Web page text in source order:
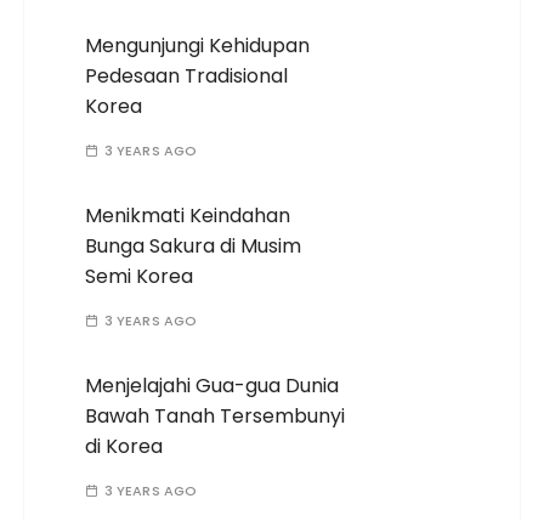
Mengunjungi Kehidupan
Pedesaan Tradisional
Korea
3 YEARS AGO
Menikmati Keindahan
Bunga Sakura di Musim
Semi Korea
3 YEARS AGO
Menjelajahi Gua-gua Dunia
Bawah Tanah Tersembunyi
di Korea
3 YEARS AGO